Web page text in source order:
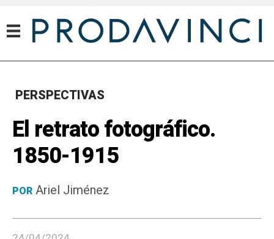
PERSPECTIVAS
El retrato fotográfico.
1850-1915
POR Ariel Jiménez